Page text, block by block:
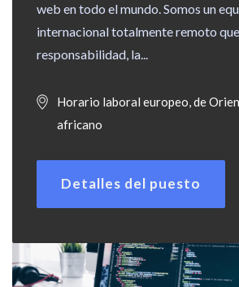
web en todo el mundo. Somos un
internacional totalmente remoto
responsabilidad, la...
Horario laboral europeo, de
africano
Detalles del puesto